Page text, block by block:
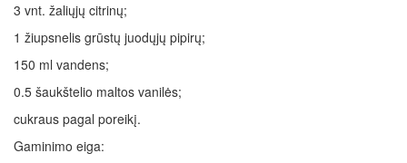
3 vnt. žaliųjų citrinų;
1 žiupsnelis grūstų juodųjų pipirų;
150 ml vandens;
0.5 šaukštelio maltos vanilės;
cukraus pagal poreikį.
Gaminimo eiga: